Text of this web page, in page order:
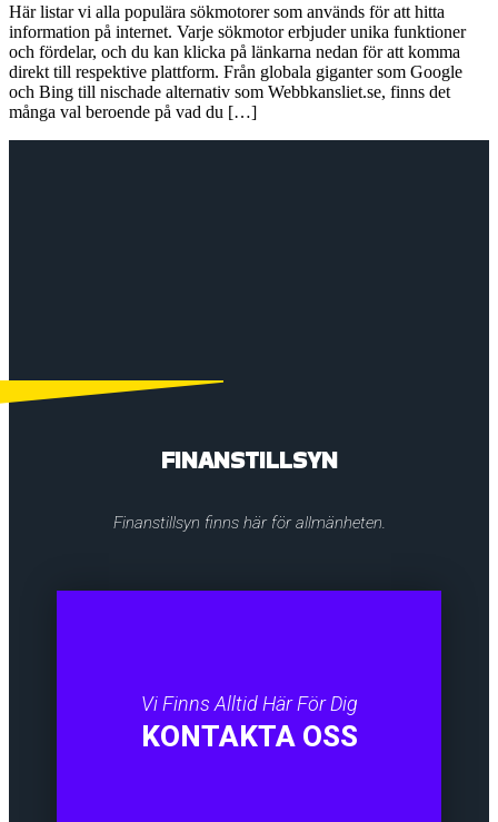
Här listar vi alla populära sökmotorer som används för att hitta
information på internet. Varje sökmotor erbjuder unika funktioner
och fördelar, och du kan klicka på länkarna nedan för att komma
direkt till respektive plattform. Från globala giganter som Google
och Bing till nischade alternativ som Webbkansliet.se, finns det
många val beroende på vad du […]
FINANSTILLSYN
Finanstillsyn finns här för allmänheten.
Vi Finns Alltid Här För Dig
KONTAKTA OSS